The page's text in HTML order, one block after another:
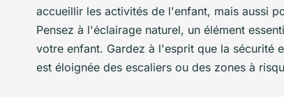
accueillir les activités de l'enfant, mais aussi
Pensez à l'éclairage naturel, un élément
votre enfant. Gardez à l'esprit que la sécurité
est éloignée des escaliers ou des zones à